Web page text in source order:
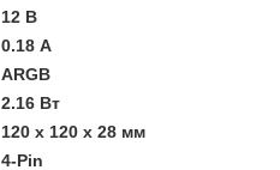
12 В
0.18 А
ARGB
2.16 Вт
120 х 120 х 28 мм
4-Pin